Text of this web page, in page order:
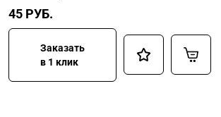
45 РУБ.
Заказать
в 1 клик